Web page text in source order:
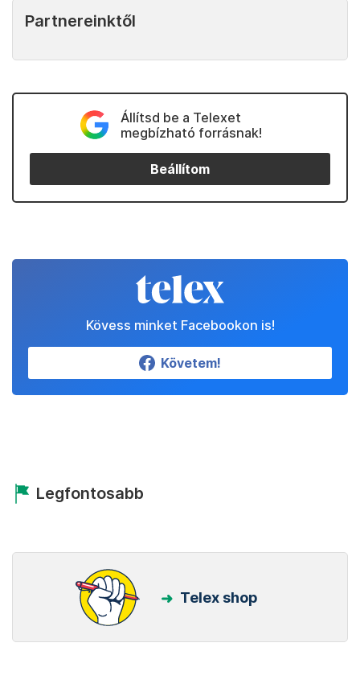
Partnereinktől
Állítsd be a Telexet
megbízható forrásnak!
Beállítom
Kövess minket Facebookon is!
Követem!
Legfontosabb
Telex shop